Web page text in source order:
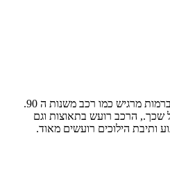
הפלסטיקה הזולה דוחה ברמות מרגיש כמו רכב משנות ה 90.
שכך., הרכב רועש בתאוצות וגם